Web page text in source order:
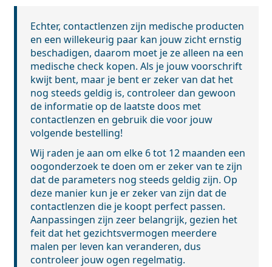
Echter, contactlenzen zijn medische producten
en een willekeurig paar kan jouw zicht ernstig
beschadigen, daarom moet je ze alleen na een
medische check kopen. Als je jouw voorschrift
kwijt bent, maar je bent er zeker van dat het
nog steeds geldig is, controleer dan gewoon
de informatie op de laatste doos met
contactlenzen en gebruik die voor jouw
volgende bestelling!
Wij raden je aan om elke 6 tot 12 maanden een
oogonderzoek te doen om er zeker van te zijn
dat de parameters nog steeds geldig zijn. Op
deze manier kun je er zeker van zijn dat de
contactlenzen die je koopt perfect passen.
Aanpassingen zijn zeer belangrijk, gezien het
feit dat het gezichtsvermogen meerdere
malen per leven kan veranderen, dus
controleer jouw ogen regelmatig.